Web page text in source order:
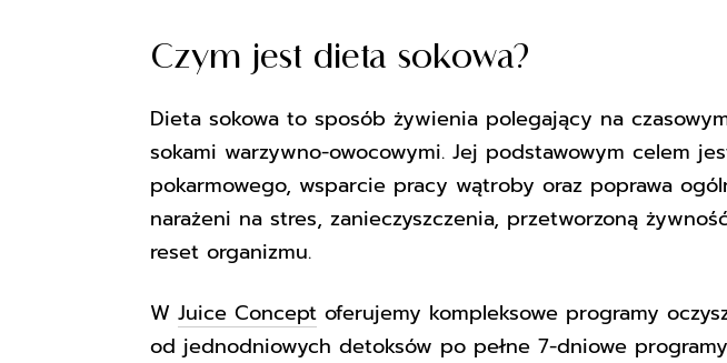
Czym jest dieta sokowa?
Dieta sokowa to sposób żywienia polegający na
sokami warzywno-owocowymi. Jej podstawowym celem
pokarmowego, wsparcie pracy wątroby oraz poprawa
narażeni na stres, zanieczyszczenia, przetworzoną
reset organizmu.
W Juice Conceptoferujemy kompleksowe programy
od jednodniowych detoksów po pełne 7-dniowe